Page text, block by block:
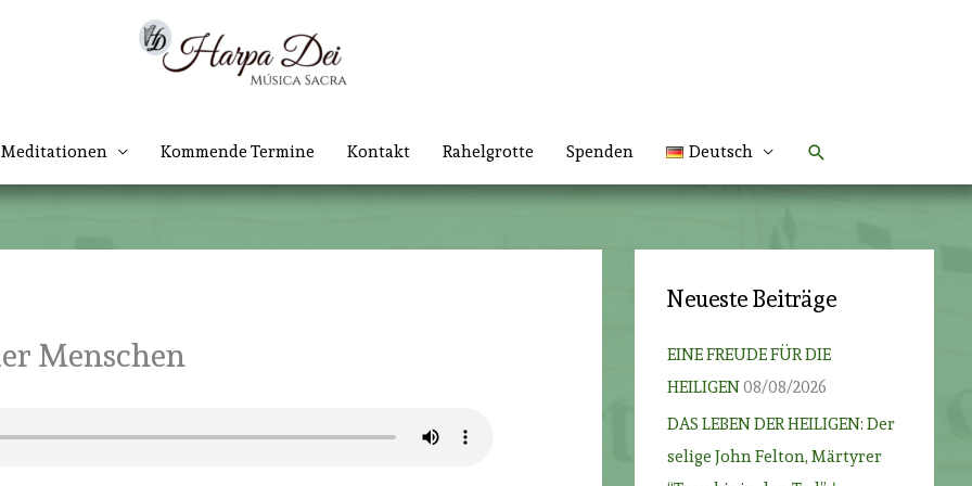
Meditationen Kommende Termine Kontakt Rahelgrotte Spenden Deutsch Suchen
Menschen
Neueste Beiträge
EINE FREUDE FÜR DIE
HEILIGEN08/08/2026
DAS LEBEN DER HEILIGEN: Der
selige John Felton, Märtyrer